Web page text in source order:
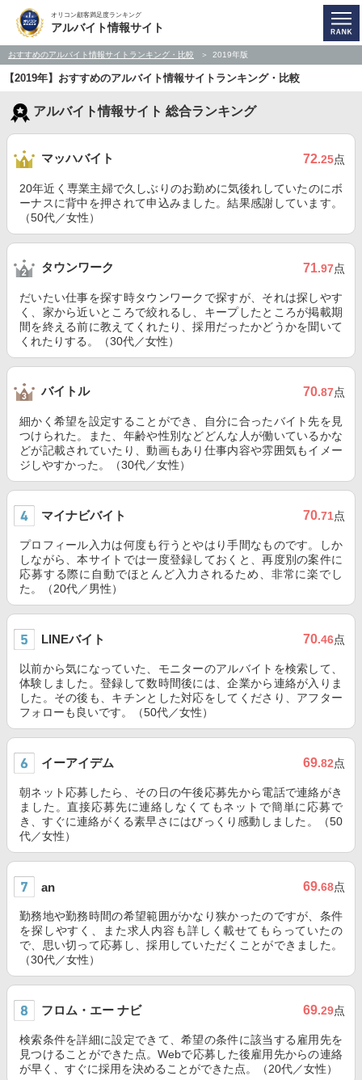
オリコン顧客満足度ランキング
アルバイト情報サイト
おすすめのアルバイト情報サイトランキング・比較 2019年版
【2019年】おすすめのアルバイト情報サイトランキング・比較
アルバイト情報サイト 総合ランキング
マッハバイト 72.25点
20年近く専業主婦で久しぶりのお勤めに気後れしていたのにボ
ーナスに背中を押されて申込みました。結果感謝しています。
（50代／女性）
タウンワーク 71.97点
だいたい仕事を探す時タウンワークで探すが、それは探しやす
く、家から近いところで絞れるし、キープしたところが掲載期
間を終える前に教えてくれたり、採用だったかどうかを聞いて
くれたりする。（30代／女性）
バイトル 70.87点
細かく希望を設定することができ、自分に合ったバイト先を見
つけられた。また、年齢や性別などどんな人が働いているかな
どが記載されていたり、動画もあり仕事内容や雰囲気もイメー
ジしやすかった。（30代／女性）
マイナビバイト 70.71点
プロフィール入力は何度も行うとやはり手間なものです。しか
しながら、本サイトでは一度登録しておくと、再度別の案件に
応募する際に自動でほとんど入力されるため、非常に楽でし
た。（20代／男性）
LINEバイト 70.46点
以前から気になっていた、モニターのアルバイトを検索して、
体験しました。登録して数時間後には、企業から連絡が入りま
した。その後も、キチンとした対応をしてくださり、アフター
フォローも良いです。（50代／女性）
イーアイデム 69.82点
朝ネット応募したら、その日の午後応募先から電話で連絡がき
ました。直接応募先に連絡しなくてもネットで簡単に応募で
き、すぐに連絡がくる素早さにはびっくり感動しました。（50
代／女性）
an 69.68点
勤務地や勤務時間の希望範囲がかなり狭かったのですが、条件
を探しやすく、また求人内容も詳しく載せてもらっていたの
で、思い切って応募し、採用していただくことができました。
（30代／女性）
フロム・エー ナビ 69.29点
検索条件を詳細に設定できて、希望の条件に該当する雇用先を
見つけることができた点。Webで応募した後雇用先からの連絡
が早く、すぐに採用を決めることができた点。（20代／女性）